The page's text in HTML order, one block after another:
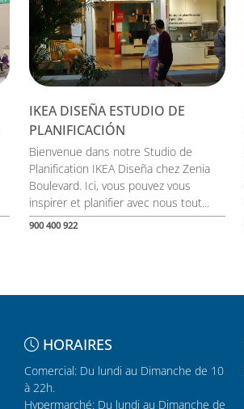
IKEA DISEÑA ESTUDIO DE
PLANIFICACIÓN
Bienvenue dans notre Studio de
Planification IKEA Diseña chez Zenia
Boulevard. Ici, vous pouvez vous
inspirer et planifier avec nous tout...
900 400 922
HORAIRES
Comercial: Du lundi au Dimanche de 10
à 22h.
Hypermarché: Du lundi au Dimanche de